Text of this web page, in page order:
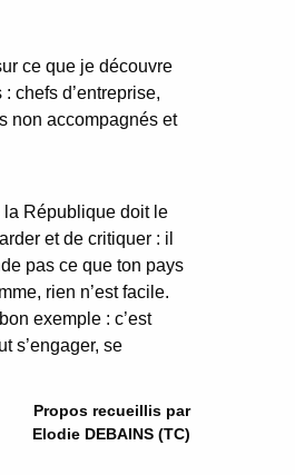
ce que je découvre
chefs d’entreprise,
non accompagnés et
la République doit le
et de critiquer : il
pas ce que ton pays
rien n’est facile.
exemple : c’est
s’engager, se
Propos recueillis par
Elodie DEBAINS (TC)